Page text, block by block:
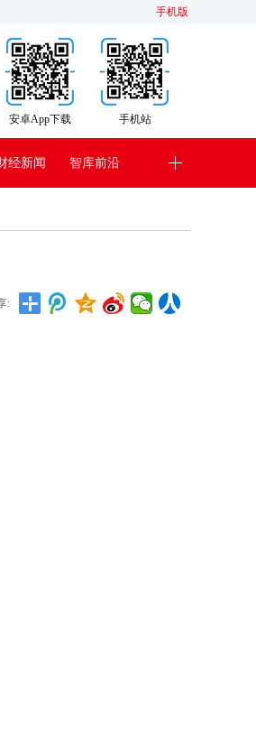
手机版
手机站
安卓App下载
经新闻 智库前沿
: